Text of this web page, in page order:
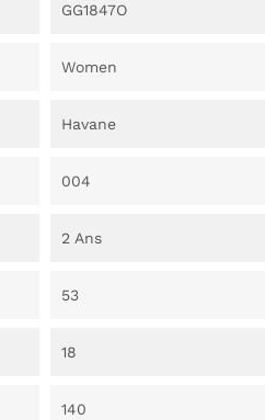
GG1847O
Women
Havane
004
2 Ans
53
18
140